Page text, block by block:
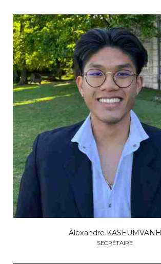
Alexandre KASEUMVANH
SECRÉTAIRE